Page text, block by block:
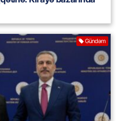
Gündəm